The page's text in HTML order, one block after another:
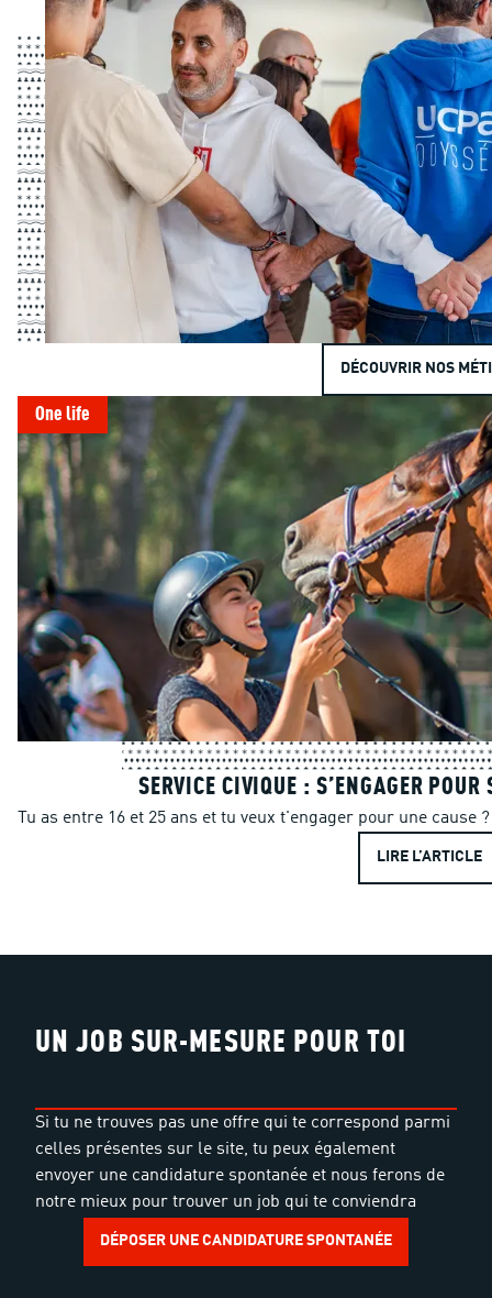
DÉCOUVRIR NOS
One life
SERVICE CIVIQUE : S’ENGAGER POUR
Tu as entre 16 et 25 ans et tu veux t'engager pour une cause
LIRE L’ARTICLE
UN JOB SUR-MESURE POUR TOI
Si tu ne trouves pas une offre qui te correspond parmi
celles présentes sur le site, tu peux également
envoyer une candidature spontanée et nous ferons de
notre mieux pour trouver un job qui te conviendra
DÉPOSER UNE CANDIDATURE SPONTANÉE